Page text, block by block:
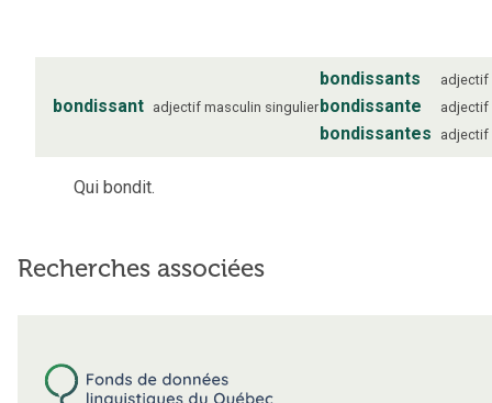
bondissant adjectif masculin singulier
bondissants adjectif
bondissante adjectif
bondissantes adjectif
Qui bondit.
Recherches associées